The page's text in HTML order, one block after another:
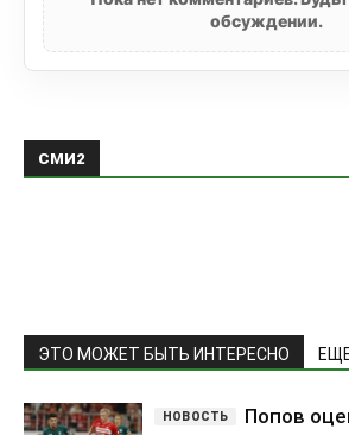
обсуждении.
СМИ2
ЭТО МОЖЕТ БЫТЬ ИНТЕРЕСНО
Попов